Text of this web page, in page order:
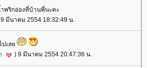
ริกอ่องที่บ้านพี่นะคะ
มีนาคม 2554 18:32:49 น.
ปเล
) 9 มีนาคม 2554 20:47:36 น.